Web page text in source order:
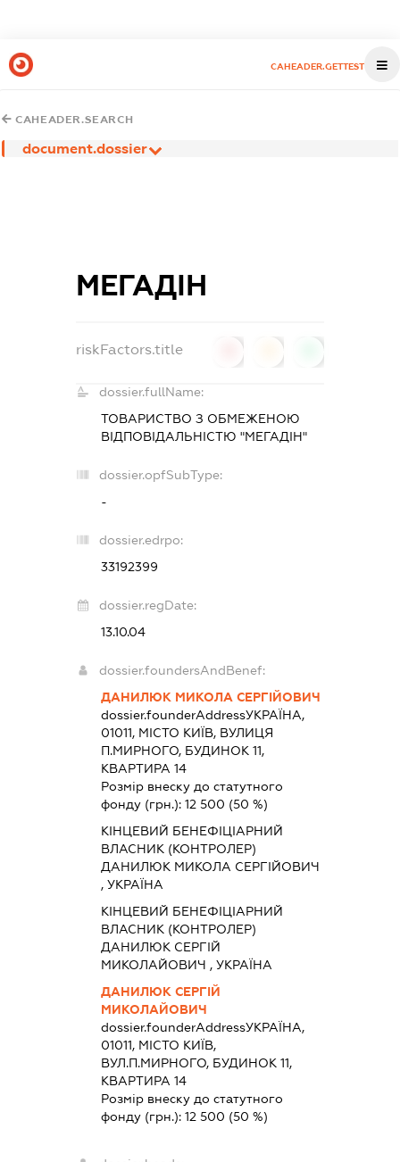
CAHEADER.GETTEST
CAHEADER.SEARCH
document.dossier
МЕГАДІН
riskFactors.title
dossier.fullName:
ТОВАРИСТВО З ОБМЕЖЕНОЮ
ВІДПОВІДАЛЬНІСТЮ "МЕГАДІН"
dossier.opfSubType:
-
dossier.edrpo:
33192399
dossier.regDate:
13.10.04
dossier.foundersAndBenef:
ДАНИЛЮК МИКОЛА СЕРГІЙОВИЧ
dossier.founderAddressУКРАЇНА,
01011, МІСТО КИЇВ, ВУЛИЦЯ
П.МИРНОГО, БУДИНОК 11,
КВАРТИРА 14
Розмір внеску до статутного
фонду (грн.): 12 500 (50 %)
КІНЦЕВИЙ БЕНЕФІЦІАРНИЙ
ВЛАСНИК (КОНТРОЛЕР)
ДАНИЛЮК МИКОЛА СЕРГІЙОВИЧ
, УКРАЇНА
КІНЦЕВИЙ БЕНЕФІЦІАРНИЙ
ВЛАСНИК (КОНТРОЛЕР)
ДАНИЛЮК СЕРГІЙ
МИКОЛАЙОВИЧ , УКРАЇНА
ДАНИЛЮК СЕРГІЙ
МИКОЛАЙОВИЧ
dossier.founderAddressУКРАЇНА,
01011, МІСТО КИЇВ,
ВУЛ.П.МИРНОГО, БУДИНОК 11,
КВАРТИРА 14
Розмір внеску до статутного
фонду (грн.): 12 500 (50 %)